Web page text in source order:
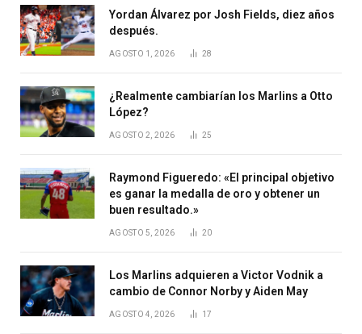
Yordan Álvarez por Josh Fields, diez años
después.
AGOSTO 1, 2026 28
¿Realmente cambiarían los Marlins a Otto
López?
AGOSTO 2, 2026 25
Raymond Figueredo: «El principal objetivo
es ganar la medalla de oro y obtener un
buen resultado.»
AGOSTO 5, 2026 20
Los Marlins adquieren a Victor Vodnik a
cambio de Connor Norby y Aiden May
AGOSTO 4, 2026 17